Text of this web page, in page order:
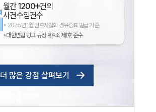
월간1200+건의
사건수임건수
* 2026년 1월 변호사협회 경유증표 발급 기준
*대한변협 광고 규정 제4조 제1호 준수
더 많은 강점 살펴보기